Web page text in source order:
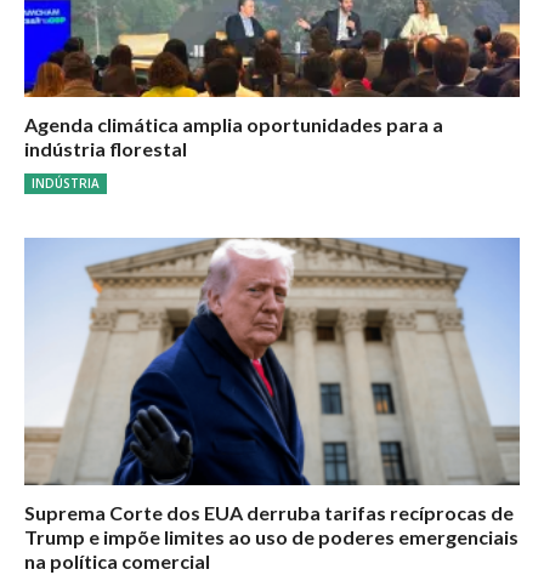
Agenda climática amplia oportunidades para a
indústria florestal
INDÚSTRIA
Suprema Corte dos EUA derruba tarifas recíprocas de
Trump e impõe limites ao uso de poderes emergenciais
na política comercial